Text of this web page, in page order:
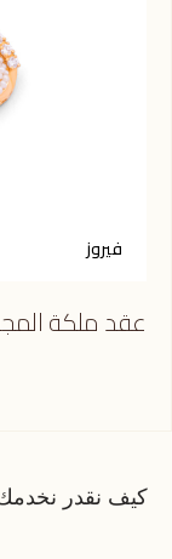
فيروز
عقد ملكة
كيف نقدر